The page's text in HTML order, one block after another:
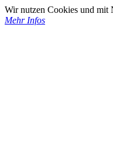
Wir nutzen Cookies und mit
Mehr Infos